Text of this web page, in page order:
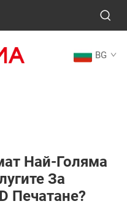
BG
Най-Голяма
За
Печатане?